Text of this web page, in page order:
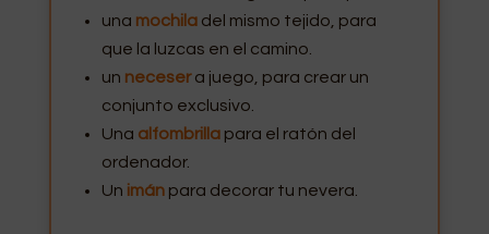
una mochila del mismo tejido, para
que la luzcas en el camino.
un necesera juego, para crear un
conjunto exclusivo.
Una alfombrilla para el ratón del
ordenador.
Un imán para decorar tu nevera.